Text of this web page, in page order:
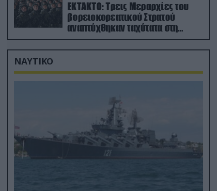
ΕΚΤΑΚΤΟ: Τρεις Μεραρχίες του
βορειοκορεατικού Στρατού
αναπτύχθηκαν ταχύτατα στη
Ρωσία
ΝΑΥΤΙΚΟ